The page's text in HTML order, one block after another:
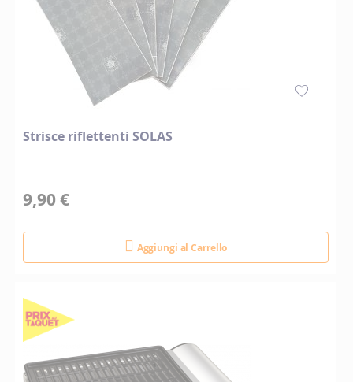
Strisce riflettenti SOLAS
9,90 €
Aggiungi al Carrello